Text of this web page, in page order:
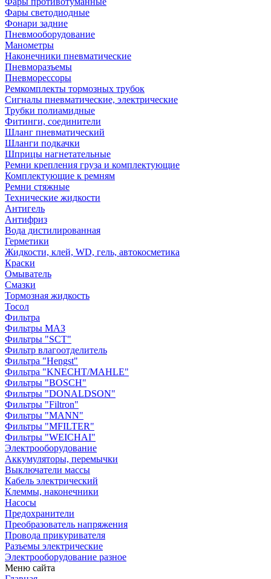
Фары светодиодные
Фонари задние
Пневмооборудование
Манометры
Наконечники пневматические
Пневморазъемы
Пневморессоры
Ремкомплекты тормозных трубок
Сигналы пневматические, электрические
Трубки полиамидные
Фитинги, соединители
Шланг пневматический
Шланги подкачки
Шприцы нагнетательные
Ремни крепления груза и комплектующие
Комплектующие к ремням
Ремни стяжные
Технические жидкости
Антигель
Антифриз
Вода дистилированная
Герметики
Жидкости, клей, WD, гель, автокосметика
Краски
Омыватель
Смазки
Тормозная жидкость
Тосол
Фильтра
Фильтры МАЗ
Фильтры "SCT"
Фильтр влагоотделитель
Фильтра "Hengst"
Фильтра "KNECHT/MAHLE"
Фильтры "BOSCH"
Фильтры "DONALDSON"
Фильтры "Filtron"
Фильтры "MANN"
Фильтры "MFILTER"
Фильтры "WEICHAI"
Электрооборудование
Аккумуляторы, перемычки
Выключатели массы
Кабель электрический
Клеммы, наконечники
Насосы
Предохранители
Преобразователь напряжения
Провода прикуривателя
Разъемы электрические
Электрооборудование разное
Меню сайта